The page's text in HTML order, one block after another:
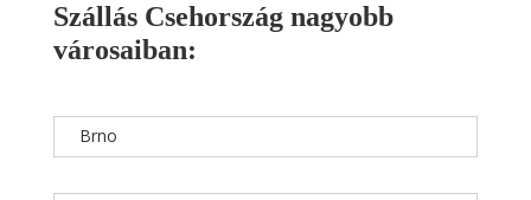
Szállás Csehország nagyobb
városaiban:
Brno